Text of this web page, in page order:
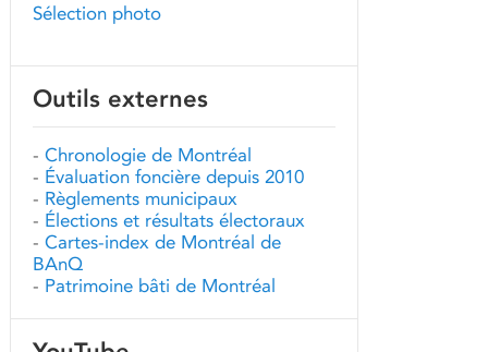
Sélection photo
Outils externes
- Chronologie de Montréal
- Évaluation foncière depuis 2010
- Règlements municipaux
- Élections et résultats électoraux
- Cartes-index de Montréal de
BAnQ
- Patrimoine bâti de Montréal